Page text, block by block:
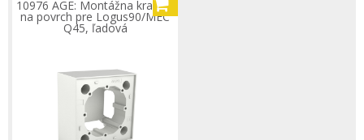
10976 AGE: Montážna krabica
na povrch pre Logus90/MEC
Q45, ľadová